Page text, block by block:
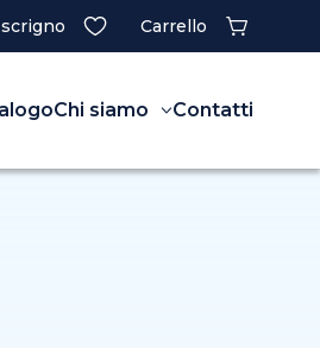
Carrello
Chi siamo Contatti